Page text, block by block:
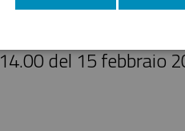
2021
del 15 febbraio